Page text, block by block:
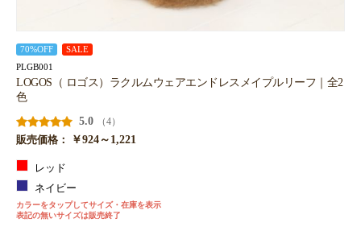
70%OFF SALE
PLGB001
LOGOS（ ロゴス）ラクルムウェアエンドレスメイプルリーフ｜全2
色
5.0
（4）
販売価格：
￥924～1,221
レッド
ネイビー
カラーをタップしてサイズ・在庫を表示
表記の無いサイズは販売終了